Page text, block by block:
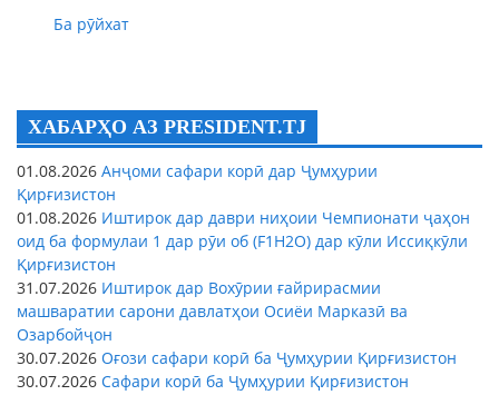
Ба рӯйхат
ХАБАРҲО АЗ PRESIDENT.TJ
01.08.2026 Анҷоми сафари корӣ дар Ҷумҳурии
Қирғизистон
01.08.2026 Иштирок дар даври ниҳоии Чемпионати ҷаҳон
оид ба формулаи 1 дар рӯи об (F1H2O) дар кӯли Иссиқкӯли
Қирғизистон
31.07.2026 Иштирок дар Вохӯрии ғайрирасмии
машваратии сарони давлатҳои Осиёи Марказӣ ва
Озарбойҷон
30.07.2026 Оғози сафари корӣ ба Ҷумҳурии Қирғизистон
30.07.2026 Сафари корӣ ба Ҷумҳурии Қирғизистон